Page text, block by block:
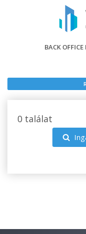
BACK OFFICE
0 találat